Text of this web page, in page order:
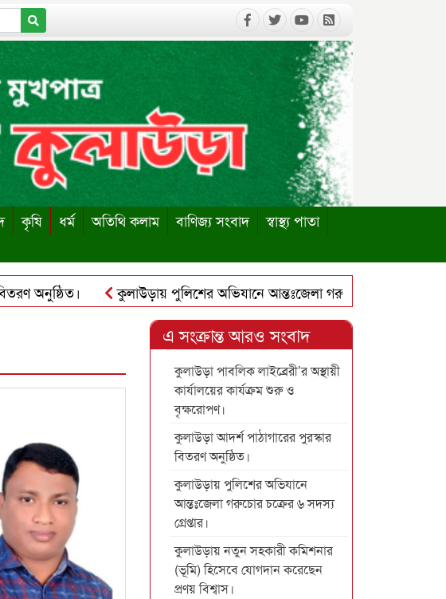
কৃষি ধর্ম অতিথি কলাম বাণিজ্য সংবাদ
স্বাস্থ্য পাতা
অনুষ্ঠিত।
কুলাউড়ায় পুলিশের অভিযানে আন্তঃজেলা গরুচোর চক্রের ৬ সদস্য
কুলাউড়ায় পাবলিক লাইব্রেরি পুনঃস্থাপনের দাবিতে ইউএনও বরাবর
এ সংক্রান্ত আরও সংবাদ
কুলাউড়া পাবলিক লাইব্রেরী’র অস্থায়ী
কার্যালয়ের কার্যক্রম শুরু ও
বৃক্ষরোপণ।
কুলাউড়া আদর্শ পাঠাগারের পুরস্কার
বিতরণ অনুষ্ঠিত।
কুলাউড়ায় পুলিশের অভিযানে
আন্তঃজেলা গরুচোর চক্রের ৬ সদস্য
গ্রেপ্তার।
কুলাউড়ায় নতুন সহকারী কমিশনার
(ভূমি) হিসেবে যোগদান করেছেন
প্রণয় বিশ্বাস।